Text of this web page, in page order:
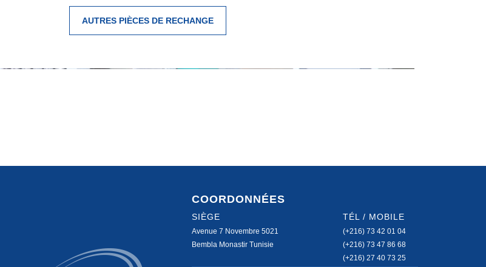
AUTRES PIÈCES DE RECHANGE
COORDONNÉES
SIÈGE
Avenue 7 Novembre 5021
Bembla Monastir Tunisie
TÉL / MOBILE
(+216) 73 42 01 04
(+216) 73 47 86 68
(+216) 27 40 73 25